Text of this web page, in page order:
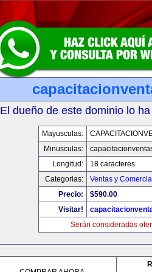
El dueño de este dominio lo
Mayusculas:
Minusculas:
Longitud:
18 caracteres
Categorias:
Ventas y
Precio:
$590.00
Visitar!
Serán consideradas